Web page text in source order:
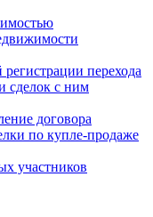
перехода
сделок с ним
договора
по купле-продаже
участников